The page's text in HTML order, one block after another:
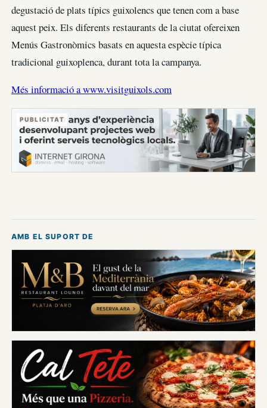
degustació de plats típics guixolencs que tenen com a base
aquest peix. Els diferents restaurants de la ciutat ofereixen
Menús Gastronòmics basats en aquesta espècie típica
tradicional guixoplenca, durant tota la campanya.
Més informació a www.visitguixols.com
PUBLICITAT
AMB EL SUPORT DE